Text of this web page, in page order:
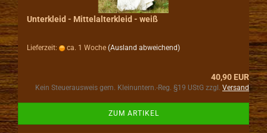
Unterkleid - Mittelalterkleid - weiß
Lieferzeit: ca. 1 Woche (Ausland abweichend)
40,90 EUR
Kein Steuerausweis gem. Kleinuntern.-Reg. §19 UStG zzgl. Versand
ZUM ARTIKEL